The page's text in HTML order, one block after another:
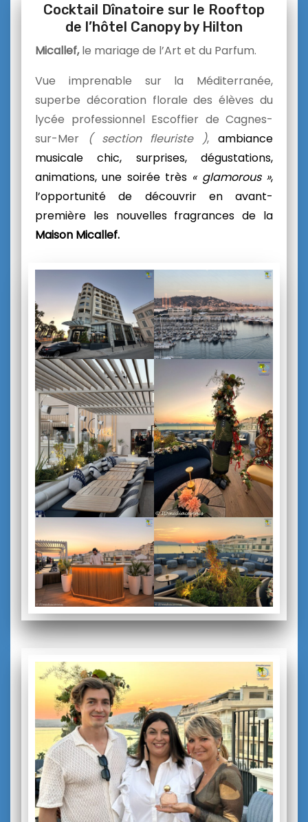
Cocktail Dînatoire sur le Rooftop
de l’hôtel Canopy by Hilton
Micallef,le mariage de l’Art et du Parfum.
Vue imprenable sur la Méditerranée,
superbe décoration florale des élèves du
lycée professionnel Escoffier de Cagnes-
sur-Mer ( section fleuriste ),ambiance
musicale chic, surprises, dégustations,
animations, une soirée très « glamorous »,
l’opportunité de découvrir en avant-
première les nouvelles fragrances de la
Maison Micallef.